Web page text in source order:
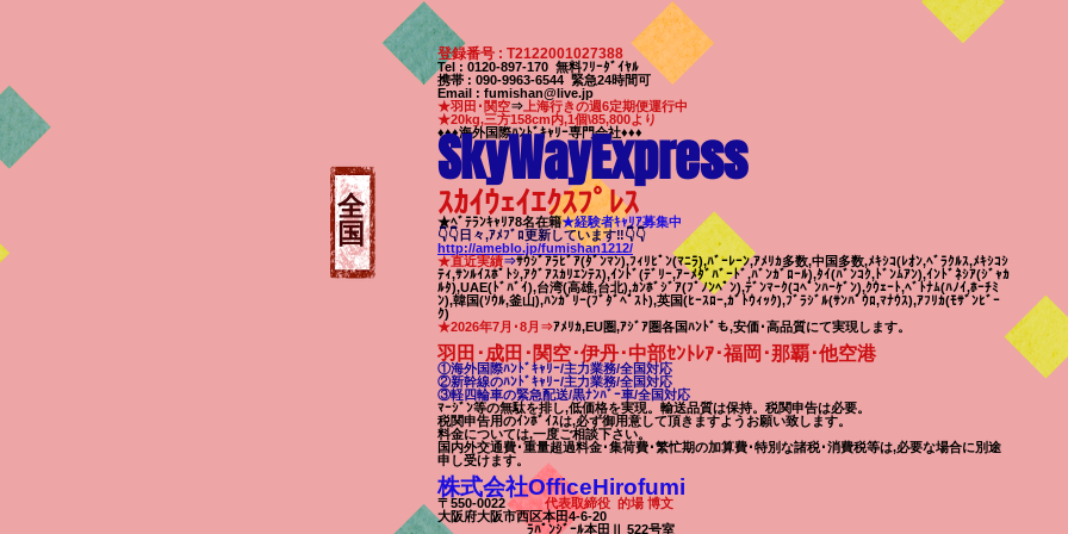
全
国
登録番号 : T2122001027388
Tel : 0120-897-170 無料ﾌﾘｰﾀﾞｲﾔﾙ
携帯 : 090-9963-6544 緊急24時間可
Email : fumishan@live.jp
★羽田･関空⇒ 上海行きの週6定期便運行中
★20kg,三方158cm内,1個\85,800より
♦♦♦海外国際ﾊﾝﾄﾞｷｬﾘｰ専門会社♦♦♦
SkyWayExpress
ｽｶｲｳｪｲｴｸｽﾌﾟﾚｽ
★ﾍﾞﾃﾗﾝｷｬﾘｱ8名在籍★​経験者ｷｬﾘｱ募集中
👇👇日々,ｱﾒﾌﾞﾛ更新しています‼👇👇
http://ameblo.jp/fumishan1212/
★直近実績⇒ｻｳｼﾞｱﾗﾋﾞｱ(ﾀﾞﾝﾏﾝ),ﾌｨﾘﾋﾟﾝ(ﾏﾆﾗ),ﾊﾞｰﾚｰﾝ,ｱﾒﾘｶ多数,中国多数,ﾒｷｼｺ(ﾚｵﾝ,ﾍﾞﾗｸﾙｽ,ﾒｷｼｺｼ
ﾃｨ,ｻﾝﾙｲｽﾎﾟﾄｼ,ｱｸﾞｱｽｶﾘｴﾝﾃｽ),ｲﾝﾄﾞ(ﾃﾞﾘｰ,ｱｰﾒﾀﾞﾊﾞｰﾄﾞ,ﾊﾞﾝｶﾞﾛｰﾙ),ﾀｲ(ﾊﾞﾝｺｸ,ﾄﾞﾝﾑｱﾝ),ｲﾝﾄﾞﾈｼｱ(ｼﾞｬｶ
ﾙﾀ),UAE(ﾄﾞﾊﾞｲ),台湾(高雄,台北),ｶﾝﾎﾞｼﾞｱ(ﾌﾟﾉﾝﾍﾟﾝ),ﾃﾞﾝﾏｰｸ(ｺﾍﾟﾝﾊｰｹﾞﾝ),ｸｳｪｰﾄ,ﾍﾞﾄﾅﾑ(ﾊﾉｲ,ﾎｰﾁﾐ
ﾝ),韓国(ｿｳﾙ,釜山),ﾊﾝｶﾞﾘｰ(ﾌﾞﾀﾞﾍﾟｽﾄ),英国(ﾋｰｽﾛｰ,ｶﾞﾄｳｨｯｸ),ﾌﾞﾗｼﾞﾙ(ｻﾝﾊﾟｳﾛ,ﾏﾅｳｽ),ｱﾌﾘｶ(ﾓｻﾞﾝﾋﾞｰ
ｸ)
★2026年7月･8月⇒ｱﾒﾘｶ,EU圏,ｱｼﾞｱ圏各国ﾊﾝﾄﾞも,安価･高品質にて実現します。
羽田･成田･関空･伊丹･中部ｾﾝﾄﾚｱ･福岡･那覇･他空港
①海外国際ﾊﾝﾄﾞｷｬﾘｰ/主力業務/全国対応
②新幹線のﾊﾝﾄﾞｷｬﾘｰ/主力業務/全国対応
③軽四輪車の緊急配送/黒ﾅﾝﾊﾞｰ車/全国対応
ﾏｰｼﾞﾝ等の無駄を排し,低価格を実現。輸送品質は保持。税関申告は必要。
税関申告用のｲﾝﾎﾞｲｽは,必ず御用意して頂きますようお願い致します。
料金については,一度ご相談下さい。
国内外交通費･重量超過料金･集荷費･繁忙期の加算費･特別な諸税･消費税等は,必要な場合に別途
申し受けます。
株式会社OfficeHirofumi
〒550-0022代表取締役 的場 博文
大阪府大阪市西区本田4-6-20
ﾗﾊﾟﾝｼﾞｰﾙ本田Ⅱ 522号室